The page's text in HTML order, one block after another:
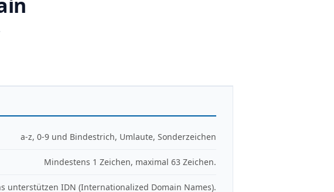
a-z, 0-9 und Bindestrich, Umlaute, Sonderzeichen
Mindestens 1 Zeichen, maximal 63 Zeichen.
unterstützen IDN (Internationalized Domain Names).